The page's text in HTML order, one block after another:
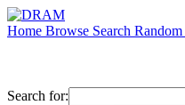
Home Browse Search Random
Search for: